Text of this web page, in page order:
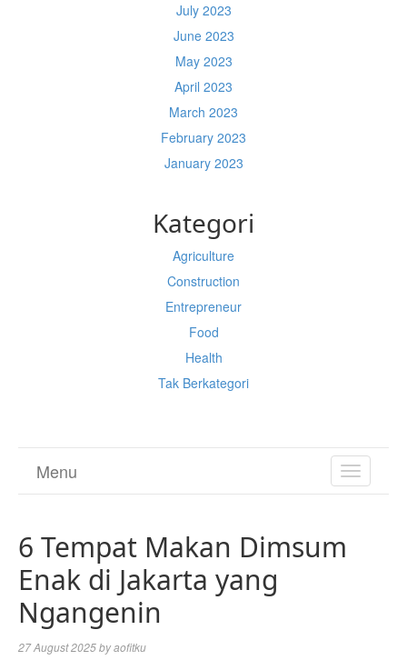
July 2023
June 2023
May 2023
April 2023
March 2023
February 2023
January 2023
Kategori
Agriculture
Construction
Entrepreneur
Food
Health
Tak Berkategori
TOGGLE
Menu
6 Tempat Makan Dimsum
Enak di Jakarta yang
Ngangenin
27 August 2025byaofitku